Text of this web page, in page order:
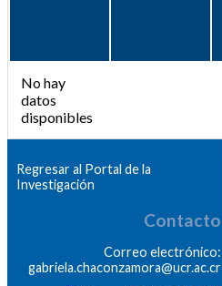
No hay
datos
disponibles
Regresar al Portal de la
Investigación
Contacto
Correo electrónico:
gabriela.chaconzamora@ucr.ac.cr